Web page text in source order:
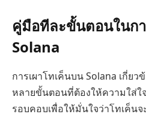
คู่มือทีละขั้นตอนในก
Solana
การเผาโทเค็นบน Solana เกี่ย
หลายขั้นตอนที่ต้องให้ความใส่ใ
รอบคอบเพื่อให้มั่นใจว่าโทเค็น